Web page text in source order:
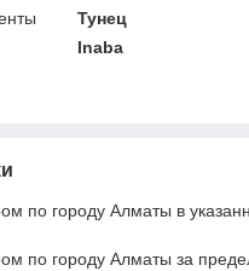
Тунец
Inaba
по городу Алматы в
по городу Алматы за